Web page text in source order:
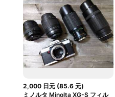
2,000 日元(85.6 元)
ミノルタ Minolta XG-S フィル